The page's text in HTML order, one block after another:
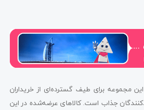
مجموعه برای طیف گسترده‌ای از خریداران
جذاب است. کالاهای عرضه‌شده در این